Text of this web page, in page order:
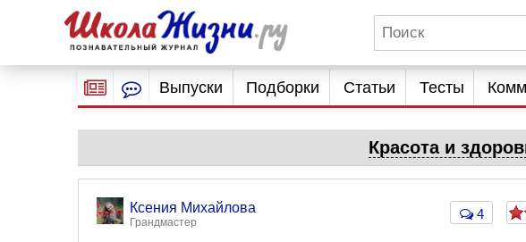
Выпуски Подборки Статьи Тесты
Красота и
Ксения Михайлова
Грандмастер
4